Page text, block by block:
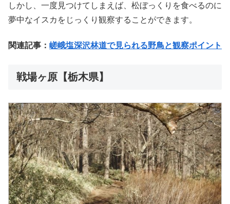
しかし、一度見つけてしまえば、松ぼっくりを食べるのに
夢中なイスカをじっくり観察することができます。
関連記事： 嵯峨塩深沢林道で見られる野鳥と観察ポイント
戦場ヶ原【栃木県】